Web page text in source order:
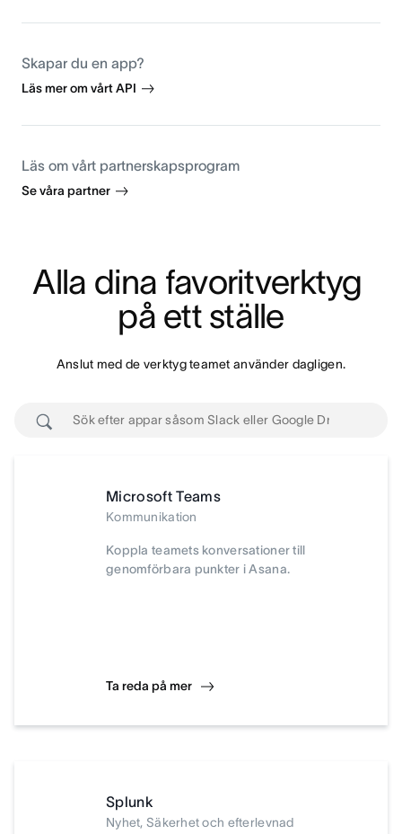
Skapar du en app?
Läs mer om vårt API
Läs om vårt partnerskapsprogram
Se våra partner
Alla dina favoritverktyg
på ett ställe
Anslut med de verktyg teamet använder dagligen.
Microsoft Teams
Kommunikation
Koppla teamets konversationer till
genomförbara punkter i Asana.
Ta reda på mer
Splunk
Nyhet, Säkerhet och efterlevnad